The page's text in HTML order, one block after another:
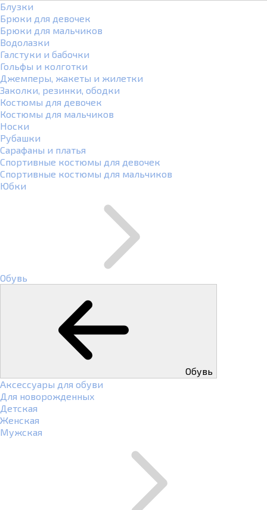
Блузки
Брюки для девочек
Брюки для мальчиков
Водолазки
Галстуки и бабочки
Гольфы и колготки
Джемперы, жакеты и жилетки
Заколки, резинки, ободки
Костюмы для девочек
Костюмы для мальчиков
Носки
Рубашки
Сарафаны и платья
Спортивные костюмы для девочек
Спортивные костюмы для мальчиков
Юбки
Обувь
Обувь
Аксессуары для обуви
Для новорожденных
Детская
Женская
Мужская